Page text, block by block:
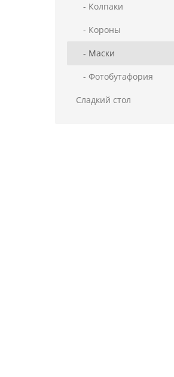
- Колпаки
- Короны
- Маски
- Фотобутафория
Сладкий стол